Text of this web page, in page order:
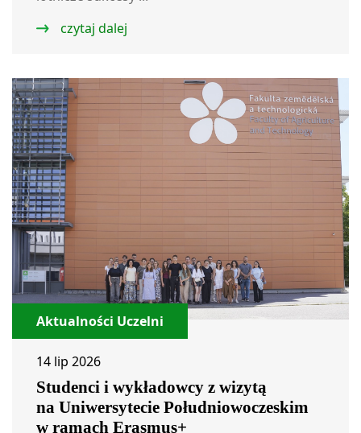
czytaj dalej
Aktualności Uczelni
14 lip 2026
Studenci i wykładowcy z wizytą
na Uniwersytecie Południowoczeskim
w ramach Erasmus+